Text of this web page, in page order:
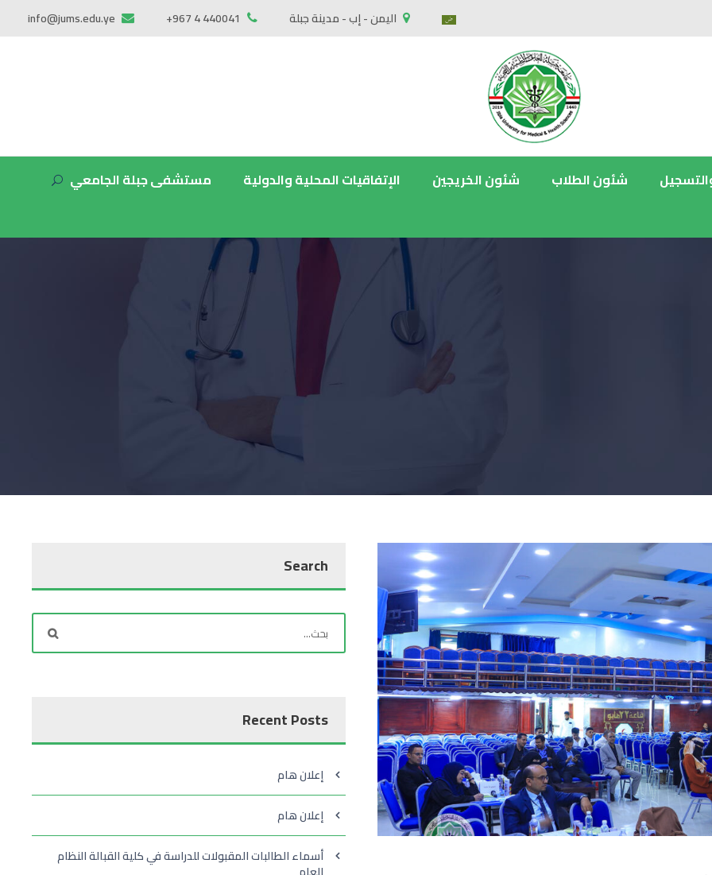
اليمن - إب - مدينة جبلة info@jums.edu.ye +967 4 440041
شئون الطلاب شئون الخريجين الإتفاقيات المحلية والدولية
مستشفى جبلة الجامعي
Search
Recent Posts
إعلان هام
إعلان هام
أسماء الطالبات المقبولات للدراسة في كلية القبالة النظام